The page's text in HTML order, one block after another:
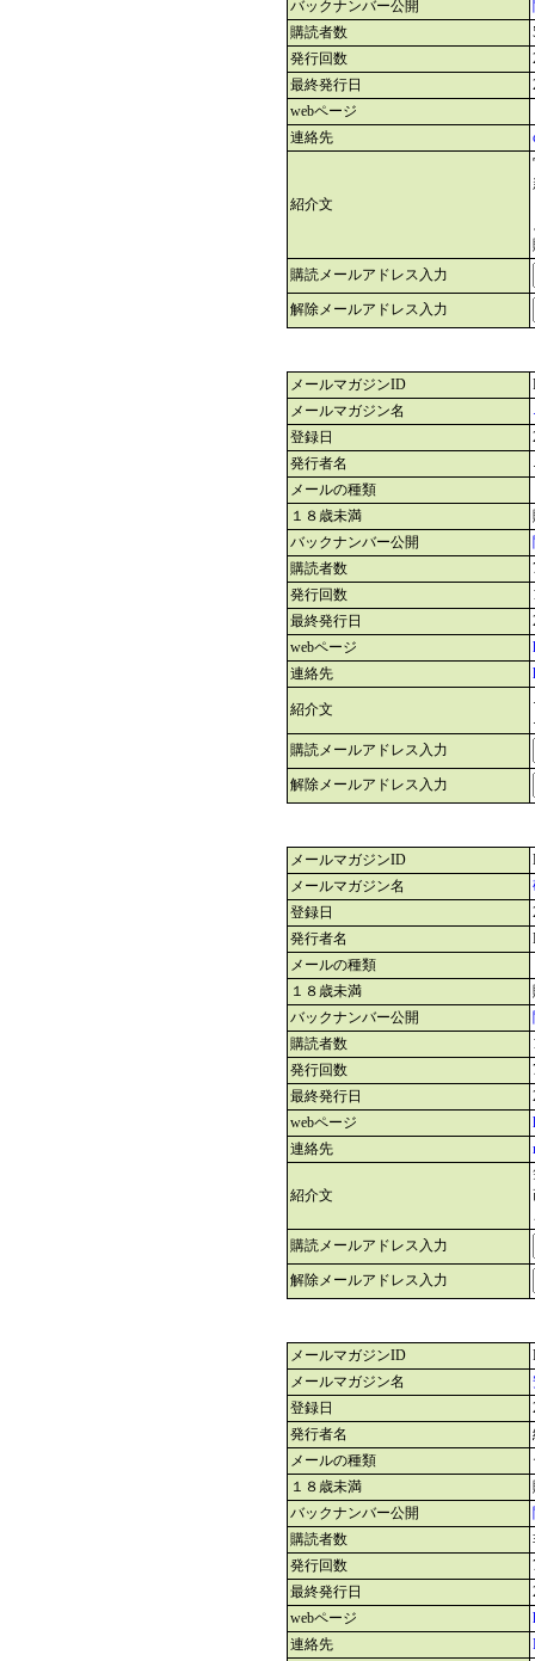
バックナンバー公開
購読者数
発行回数
最終発行日
webページ
連絡先
紹介文
購読メールアドレス入力
解除メールアドレス入力
メールマガジンID
メールマガジン名
登録日
発行者名
メールの種類
１８歳未満
バックナンバー公開
購読者数
発行回数
最終発行日
webページ
連絡先
紹介文
購読メールアドレス入力
解除メールアドレス入力
メールマガジンID
メールマガジン名
登録日
発行者名
メールの種類
１８歳未満
バックナンバー公開
購読者数
発行回数
最終発行日
webページ
連絡先
紹介文
購読メールアドレス入力
解除メールアドレス入力
メールマガジンID
メールマガジン名
登録日
発行者名
メールの種類
１８歳未満
バックナンバー公開
購読者数
発行回数
最終発行日
webページ
連絡先